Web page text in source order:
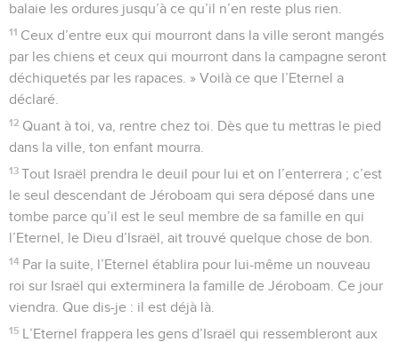
balaie les ordures jusqu’à ce qu’il n’en reste plus rien.
11 Ceux d’entre eux qui mourront dans la ville seront mangés
par les chiens et ceux qui mourront dans la campagne seront
déchiquetés par les rapaces. » Voilà ce que l’Eternel a
déclaré.
12 Quant à toi, va, rentre chez toi. Dès que tu mettras le pied
dans la ville, ton enfant mourra.
13 Tout Israël prendra le deuil pour lui et on l’enterrera ; c’est
le seul descendant de Jéroboam qui sera déposé dans une
tombe parce qu’il est le seul membre de sa famille en qui
l’Eternel, le Dieu d’Israël, ait trouvé quelque chose de bon.
14 Par la suite, l’Eternel établira pour lui-même un nouveau
roi sur Israël qui exterminera la famille de Jéroboam. Ce jour
viendra. Que dis-je : il est déjà là.
15 L’Eternel frappera les gens d’Israël qui ressembleront aux